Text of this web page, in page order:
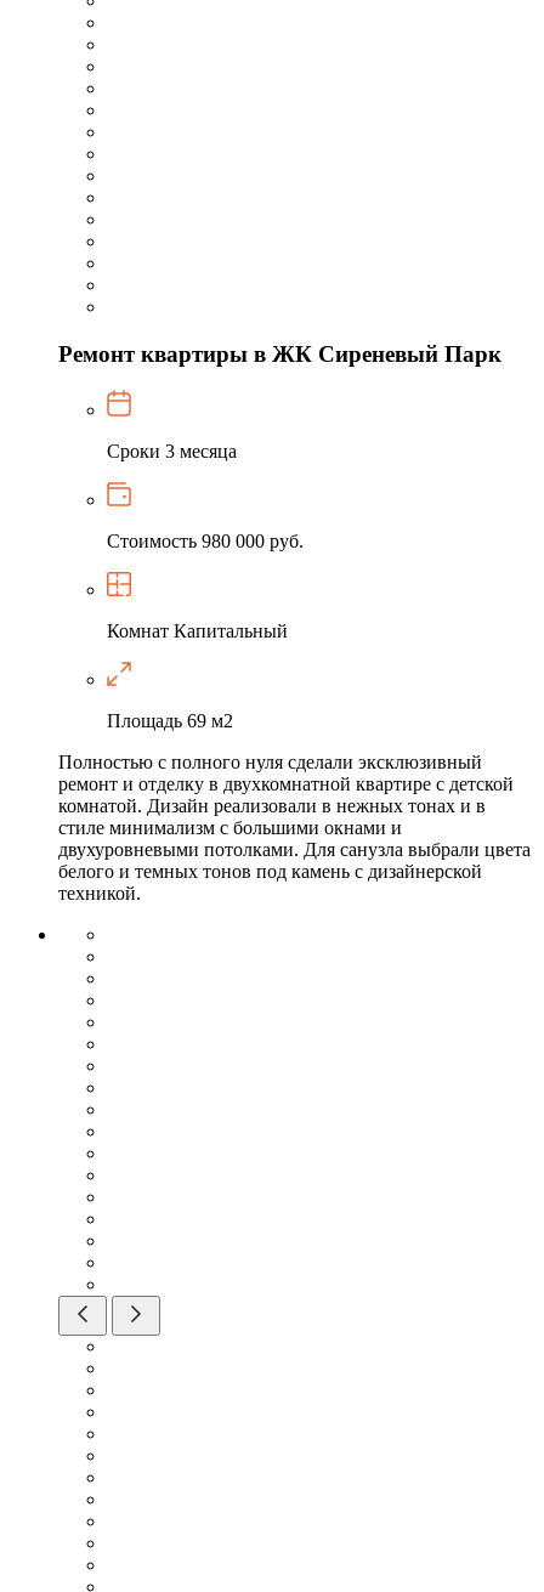
Ремонт квартиры в ЖК Сиреневый Парк
Сроки 3 месяца
Стоимость 980 000 руб.
Комнат Капитальный
Площадь 69 м2
Полностью с полного нуля сделали эксклюзивный
ремонт и отделку в двухкомнатной квартире с детской
комнатой. Дизайн реализовали в нежных тонах и в
стиле минимализм с большими окнами и
двухуровневыми потолками. Для санузла выбрали цвета
белого и темных тонов под камень с дизайнерской
техникой.